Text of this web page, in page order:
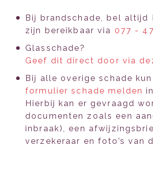
Bij brandschade, bel altijd
zijn bereikbaar via 077 -
Glasschade?
Geef dit direct door via
Bij alle overige schade
formulier schade melden
Hierbij kan er gevraagd
documenten zoals een
inbraak), een
verzekeraar en foto’s van